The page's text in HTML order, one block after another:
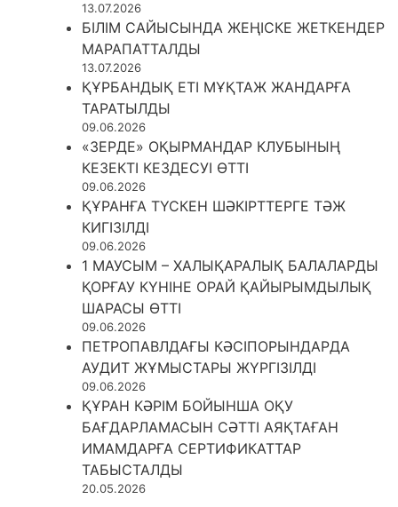
13.07.2026
БІЛІМ САЙЫСЫНДА ЖЕҢІСКЕ ЖЕТКЕНДЕР
МАРАПАТТАЛДЫ
13.07.2026
ҚҰРБАНДЫҚ ЕТІ МҰҚТАЖ ЖАНДАРҒА
ТАРАТЫЛДЫ
09.06.2026
«ЗЕРДЕ» ОҚЫРМАНДАР КЛУБЫНЫҢ
КЕЗЕКТІ КЕЗДЕСУІ ӨТТІ
09.06.2026
ҚҰРАНҒА ТҮСКЕН ШӘКІРТТЕРГЕ ТӘЖ
КИГІЗІЛДІ
09.06.2026
1 МАУСЫМ – ХАЛЫҚАРАЛЫҚ БАЛАЛАРДЫ
ҚОРҒАУ КҮНІНЕ ОРАЙ ҚАЙЫРЫМДЫЛЫҚ
ШАРАСЫ ӨТТІ
09.06.2026
ПЕТРОПАВЛДАҒЫ КӘСІПОРЫНДАРДА
АУДИТ ЖҰМЫСТАРЫ ЖҮРГІЗІЛДІ
09.06.2026
ҚҰРАН КӘРІМ БОЙЫНША ОҚУ
БАҒДАРЛАМАСЫН СӘТТІ АЯҚТАҒАН
ИМАМДАРҒА СЕРТИФИКАТТАР
ТАБЫСТАЛДЫ
20.05.2026